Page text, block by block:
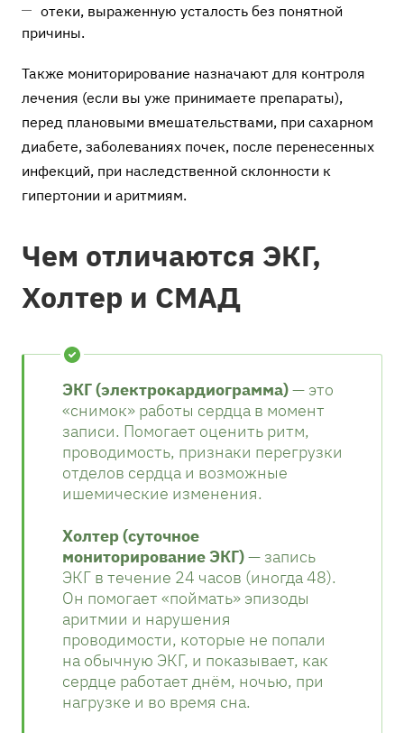
отеки, выраженную усталость без понятной
причины.
Также мониторирование назначают для контроля
лечения (если вы уже принимаете препараты),
перед плановыми вмешательствами, при сахарном
диабете, заболеваниях почек, после перенесенных
инфекций, при наследственной склонности к
гипертонии и аритмиям.
Чем отличаются ЭКГ,
Холтер и СМАД
ЭКГ (электрокардиограмма)— это
«снимок» работы сердца в момент
записи. Помогает оценить ритм,
проводимость, признаки перегрузки
отделов сердца и возможные
ишемические изменения.
Холтер (суточное
мониторирование ЭКГ)— запись
ЭКГ в течение 24 часов (иногда 48).
Он помогает «поймать» эпизоды
аритмии и нарушения
проводимости, которые не попали
на обычную ЭКГ, и показывает, как
сердце работает днём, ночью, при
нагрузке и во время сна.